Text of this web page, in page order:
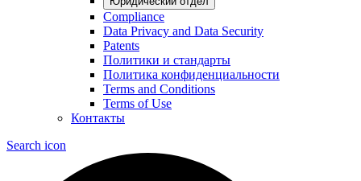
Compliance
Data Privacy and Data Security
Patents
Политики и стандарты
Политика конфиденциальности
Terms and Conditions
Terms of Use
Контакты
Search icon